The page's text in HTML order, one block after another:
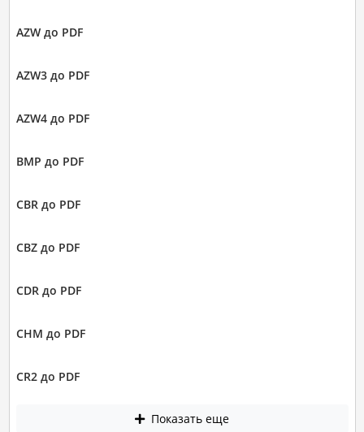
AZW до PDF
AZW3 до PDF
AZW4 до PDF
BMP до PDF
CBR до PDF
CBZ до PDF
CDR до PDF
CHM до PDF
CR2 до PDF
Показать еще